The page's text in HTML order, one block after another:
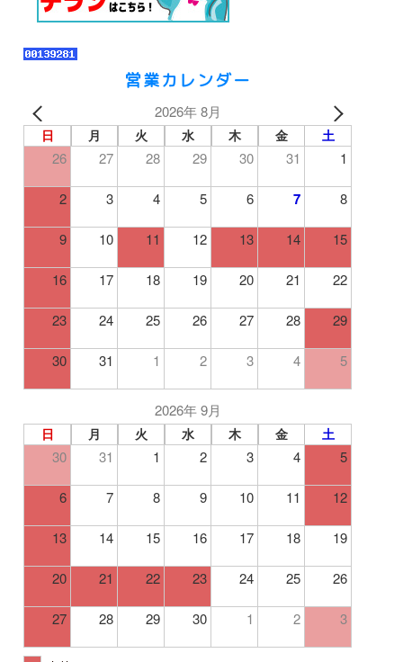
営業カレンダー
2026年 8月
日 月 火 水 木 金 土
26 27 28 29 30 31 1
2 3 4 5 6 7 8
9 10 11 12 13 14 15
16 17 18 19 20 21 22
23 24 25 26 27 28 29
30 31 1 2 3 4 5
2026年 9月
日 月 火 水 木 金 土
30 31 1 2 3 4 5
6 7 8 9 10 11 12
13 14 15 16 17 18 19
20 21 22 23 24 25 26
27 28 29 30 1 2 3